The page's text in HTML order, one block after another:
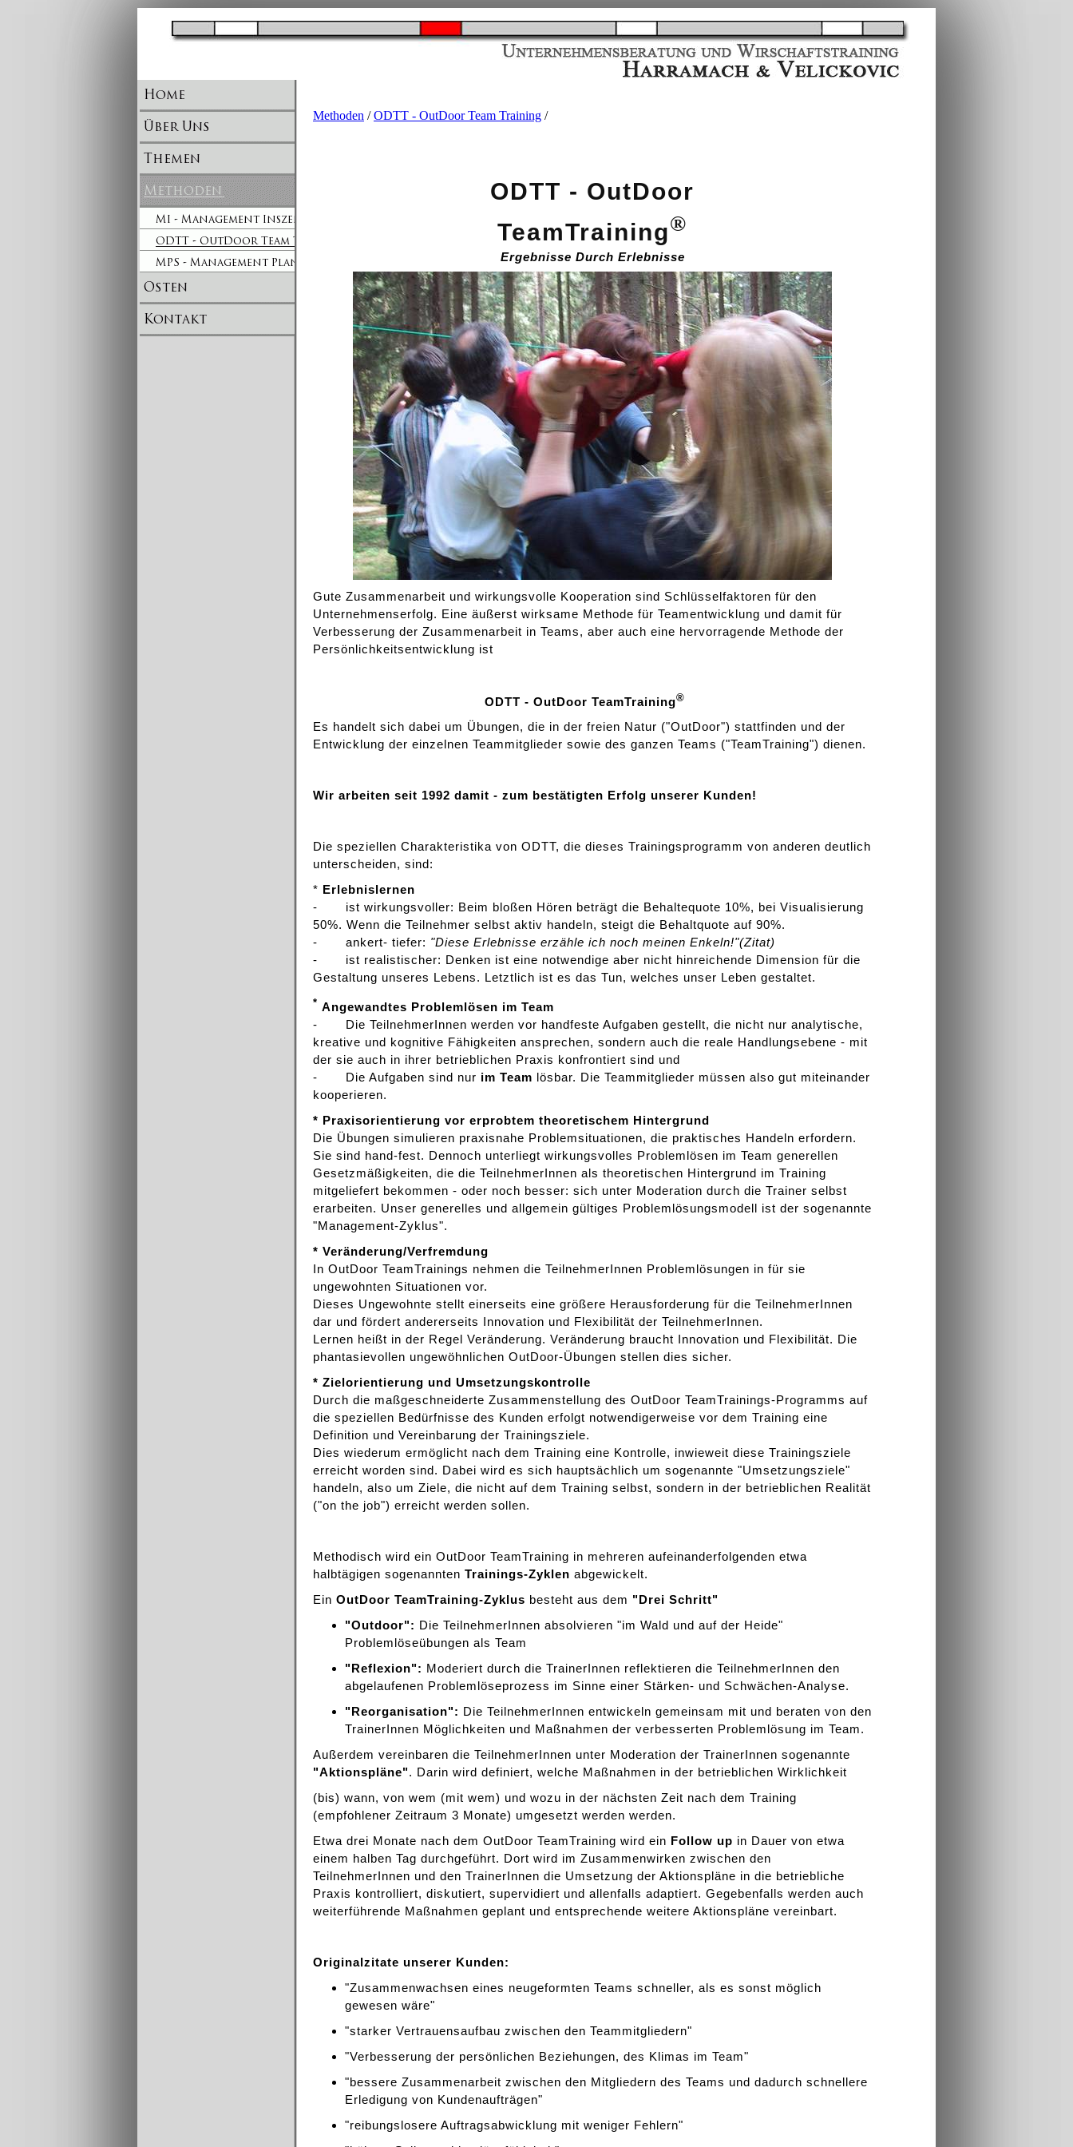
Methoden /ODTT - OutDoor Team Training /
ODTT - OutDoor
TeamTraining®
Ergebnisse Durch Erlebnisse
Gute Zusammenarbeit und wirkungsvolle Kooperation sind Schlüsselfaktoren für den
Unternehmenserfolg. Eine äußerst wirksame Methode für Teamentwicklung und damit für
Verbesserung der Zusammenarbeit in Teams, aber auch eine hervorragende Methode der
Persönlichkeitsentwicklung ist
ODTT - OutDoor TeamTraining®
Es handelt sich dabei um Übungen, die in der freien Natur ("OutDoor") stattfinden und der
Entwicklung der einzelnen Teammitglieder sowie des ganzen Teams ("TeamTraining") dienen.
Wir arbeiten seit 1992 damit - zum bestätigten Erfolg unserer Kunden!
Die speziellen Charakteristika von ODTT, die dieses Trainingsprogramm von anderen deutlich
unterscheiden, sind:
* Erlebnislernen
- ist wirkungsvoller: Beim bloßen Hören beträgt die Behaltequote 10%, bei Visualisierung
50%. Wenn die Teilnehmer selbst aktiv handeln, steigt die Behaltquote auf 90%.
- ankert- tiefer: "Diese Erlebnisse erzähle ich noch meinen Enkeln!"(Zitat)
- ist realistischer: Denken ist eine notwendige aber nicht hinreichende Dimension für die
Gestaltung unseres Lebens. Letztlich ist es das Tun, welches unser Leben gestaltet.
* Angewandtes Problemlösen im Team
- Die TeilnehmerInnen werden vor handfeste Aufgaben gestellt, die nicht nur analytische,
kreative und kognitive Fähigkeiten ansprechen, sondern auch die reale Handlungsebene - mit
der sie auch in ihrer betrieblichen Praxis konfrontiert sind und
- Die Aufgaben sind nur im Team lösbar. Die Teammitglieder müssen also gut miteinander
kooperieren.
* Praxisorientierung vor erprobtem theoretischem Hintergrund
Die Übungen simulieren praxisnahe Problemsituationen, die praktisches Handeln erfordern.
Sie sind hand-fest. Dennoch unterliegt wirkungsvolles Problemlösen im Team generellen
Gesetzmäßigkeiten, die die TeilnehmerInnen als theoretischen Hintergrund im Training
mitgeliefert bekommen - oder noch besser: sich unter Moderation durch die Trainer selbst
erarbeiten. Unser generelles und allgemein gültiges Problemlösungsmodell ist der sogenannte
"Management-Zyklus".
* Veränderung/Verfremdung
In OutDoor TeamTrainings nehmen die TeilnehmerInnen Problemlösungen in für sie
ungewohnten Situationen vor.
Dieses Ungewohnte stellt einerseits eine größere Herausforderung für die TeilnehmerInnen
dar und fördert andererseits Innovation und Flexibilität der TeilnehmerInnen.
Lernen heißt in der Regel Veränderung. Veränderung braucht Innovation und Flexibilität. Die
phantasievollen ungewöhnlichen OutDoor-Übungen stellen dies sicher.
* Zielorientierung und Umsetzungskontrolle
Durch die maßgeschneiderte Zusammenstellung des OutDoor TeamTrainings-Programms auf
die speziellen Bedürfnisse des Kunden erfolgt notwendigerweise vor dem Training eine
Definition und Vereinbarung der Trainingsziele.
Dies wiederum ermöglicht nach dem Training eine Kontrolle, inwieweit diese Trainingsziele
erreicht worden sind. Dabei wird es sich hauptsächlich um sogenannte "Umsetzungsziele"
handeln, also um Ziele, die nicht auf dem Training selbst, sondern in der betrieblichen Realität
("on the job") erreicht werden sollen.
Methodisch wird ein OutDoor TeamTraining in mehreren aufeinanderfolgenden etwa
halbtägigen sogenannten Trainings-Zyklen abgewickelt.
Ein OutDoor TeamTraining-Zyklus besteht aus dem "Drei Schritt"
"Outdoor": Die TeilnehmerInnen absolvieren "im Wald und auf der Heide"
Problemlöseübungen als Team
"Reflexion": Moderiert durch die TrainerInnen reflektieren die TeilnehmerInnen den
abgelaufenen Problemlöseprozess im Sinne einer Stärken- und Schwächen-Analyse.
"Reorganisation": Die TeilnehmerInnen entwickeln gemeinsam mit und beraten von den
TrainerInnen Möglichkeiten und Maßnahmen der verbesserten Problemlösung im Team.
Außerdem vereinbaren die TeilnehmerInnen unter Moderation der TrainerInnen sogenannte
"Aktionspläne". Darin wird definiert, welche Maßnahmen in der betrieblichen Wirklichkeit
(bis) wann, von wem (mit wem) und wozu in der nächsten Zeit nach dem Training
(empfohlener Zeitraum 3 Monate) umgesetzt werden werden.
Etwa drei Monate nach dem OutDoor TeamTraining wird ein Follow up in Dauer von etwa
einem halben Tag durchgeführt. Dort wird im Zusammenwirken zwischen den
TeilnehmerInnen und den TrainerInnen die Umsetzung der Aktionspläne in die betriebliche
Praxis kontrolliert, diskutiert, supervidiert und allenfalls adaptiert. Gegebenfalls werden auch
weiterführende Maßnahmen geplant und entsprechende weitere Aktionspläne vereinbart.
Originalzitate unserer Kunden:
"Zusammenwachsen eines neugeformten Teams schneller, als es sonst möglich
gewesen wäre"
"starker Vertrauensaufbau zwischen den Teammitgliedern"
"Verbesserung der persönlichen Beziehungen, des Klimas im Team"
"bessere Zusammenarbeit zwischen den Mitgliedern des Teams und dadurch schnellere
Erledigung von Kundenaufträgen"
"reibungslosere Auftragsabwicklung mit weniger Fehlern"